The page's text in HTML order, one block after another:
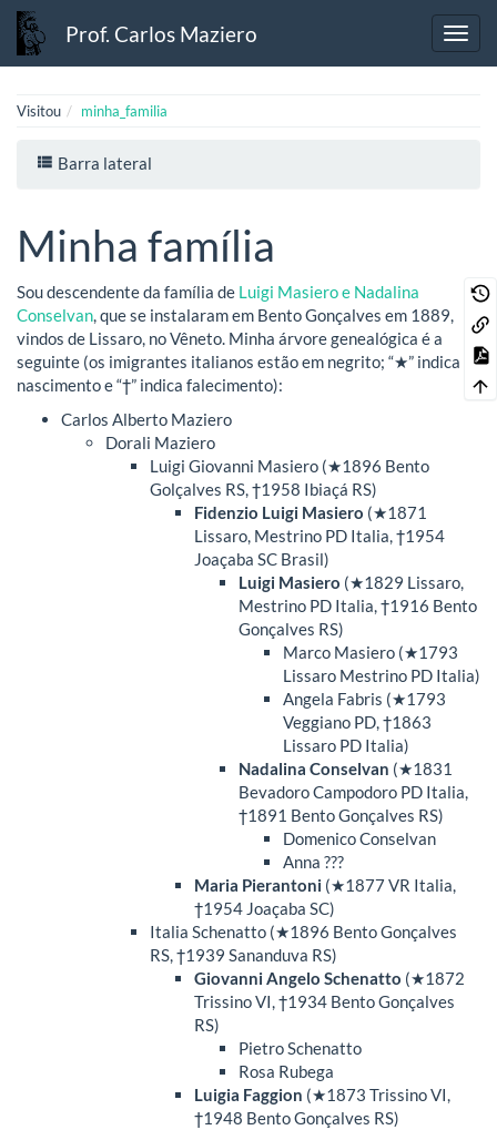
Prof. Carlos Maziero
Visitou minha_familia
Barra lateral
Minha família
Sou descendente da família de Luigi Masiero e Nadalina
Conselvan, que se instalaram em Bento Gonçalves em 1889,
vindos de Lissaro, no Vêneto. Minha árvore genealógica é a
seguinte (os imigrantes italianos estão em negrito; “★” indica
nascimento e “†” indica falecimento):
Carlos Alberto Maziero
Dorali Maziero
Luigi Giovanni Masiero (★1896 Bento
Golçalves RS, †1958 Ibiaçá RS)
Fidenzio Luigi Masiero (★1871
Lissaro, Mestrino PD Italia, †1954
Joaçaba SC Brasil)
Luigi Masiero (★1829 Lissaro,
Mestrino PD Italia, †1916 Bento
Gonçalves RS)
Marco Masiero (★1793
Lissaro Mestrino PD Italia)
Angela Fabris (★1793
Veggiano PD, †1863
Lissaro PD Italia)
Nadalina Conselvan (★1831
Bevadoro Campodoro PD Italia,
†1891 Bento Gonçalves RS)
Domenico Conselvan
Anna ???
Maria Pierantoni (★1877 VR Italia,
†1954 Joaçaba SC)
Italia Schenatto (★1896 Bento Gonçalves
RS, †1939 Sananduva RS)
Giovanni Angelo Schenatto (★1872
Trissino VI, †1934 Bento Gonçalves
RS)
Pietro Schenatto
Rosa Rubega
Luigia Faggion (★1873 Trissino VI,
†1948 Bento Gonçalves RS)